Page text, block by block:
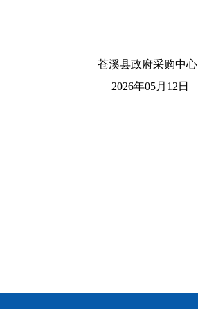
苍溪县政府采购中心
2026年05月12日